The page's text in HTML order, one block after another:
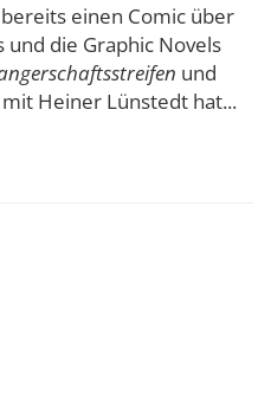
einen Comic über
die Graphic Novels
und
Heiner Lünstedt hat...